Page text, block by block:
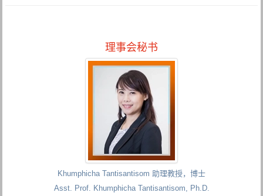
理事会秘书
Khumphicha Tantisantisom 助理教授，博士
Asst. Prof. Khumphicha Tantisantisom, Ph.D.